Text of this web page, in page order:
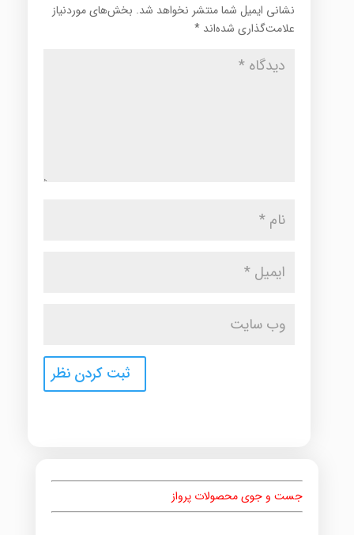
نشانی ایمیل شما منتشر نخواهد شد. بخش‌های موردنیاز
علامت‌گذاری شده‌اند *
جست و جوی محصولات پرواز